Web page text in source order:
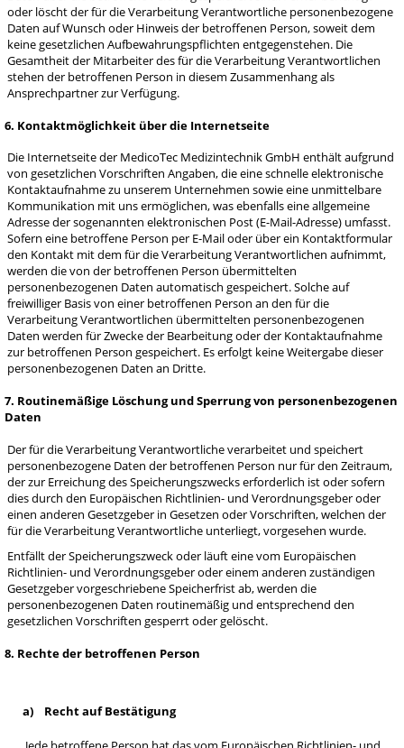
oder löscht der für die Verarbeitung Verantwortliche personenbezogene
Daten auf Wunsch oder Hinweis der betroffenen Person, soweit dem
keine gesetzlichen Aufbewahrungspflichten entgegenstehen. Die
Gesamtheit der Mitarbeiter des für die Verarbeitung Verantwortlichen
stehen der betroffenen Person in diesem Zusammenhang als
Ansprechpartner zur Verfügung.
6. Kontaktmöglichkeit über die Internetseite
Die Internetseite der MedicoTec Medizintechnik GmbH enthält aufgrund
von gesetzlichen Vorschriften Angaben, die eine schnelle elektronische
Kontaktaufnahme zu unserem Unternehmen sowie eine unmittelbare
Kommunikation mit uns ermöglichen, was ebenfalls eine allgemeine
Adresse der sogenannten elektronischen Post (E-Mail-Adresse) umfasst.
Sofern eine betroffene Person per E-Mail oder über ein Kontaktformular
den Kontakt mit dem für die Verarbeitung Verantwortlichen aufnimmt,
werden die von der betroffenen Person übermittelten
personenbezogenen Daten automatisch gespeichert. Solche auf
freiwilliger Basis von einer betroffenen Person an den für die
Verarbeitung Verantwortlichen übermittelten personenbezogenen
Daten werden für Zwecke der Bearbeitung oder der Kontaktaufnahme
zur betroffenen Person gespeichert. Es erfolgt keine Weitergabe dieser
personenbezogenen Daten an Dritte.
7. Routinemäßige Löschung und Sperrung von personenbezogenen
Daten
Der für die Verarbeitung Verantwortliche verarbeitet und speichert
personenbezogene Daten der betroffenen Person nur für den Zeitraum,
der zur Erreichung des Speicherungszwecks erforderlich ist oder sofern
dies durch den Europäischen Richtlinien- und Verordnungsgeber oder
einen anderen Gesetzgeber in Gesetzen oder Vorschriften, welchen der
für die Verarbeitung Verantwortliche unterliegt, vorgesehen wurde.
Entfällt der Speicherungszweck oder läuft eine vom Europäischen
Richtlinien- und Verordnungsgeber oder einem anderen zuständigen
Gesetzgeber vorgeschriebene Speicherfrist ab, werden die
personenbezogenen Daten routinemäßig und entsprechend den
gesetzlichen Vorschriften gesperrt oder gelöscht.
8. Rechte der betroffenen Person
a) Recht auf Bestätigung